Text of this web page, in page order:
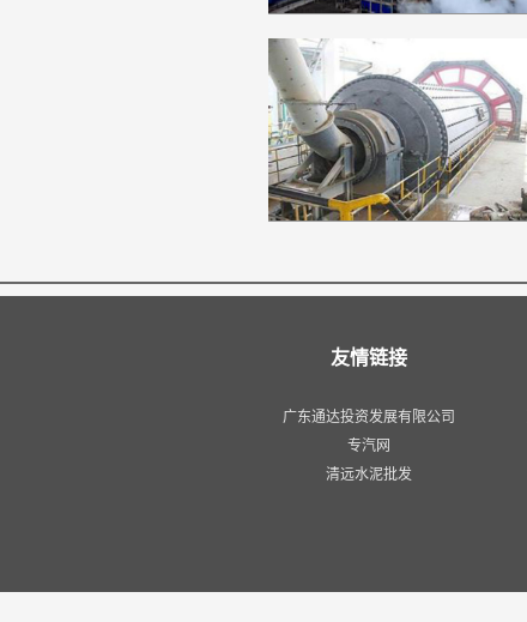
友情链接
广东通达投资发展有限公司
专汽网
清远水泥批发